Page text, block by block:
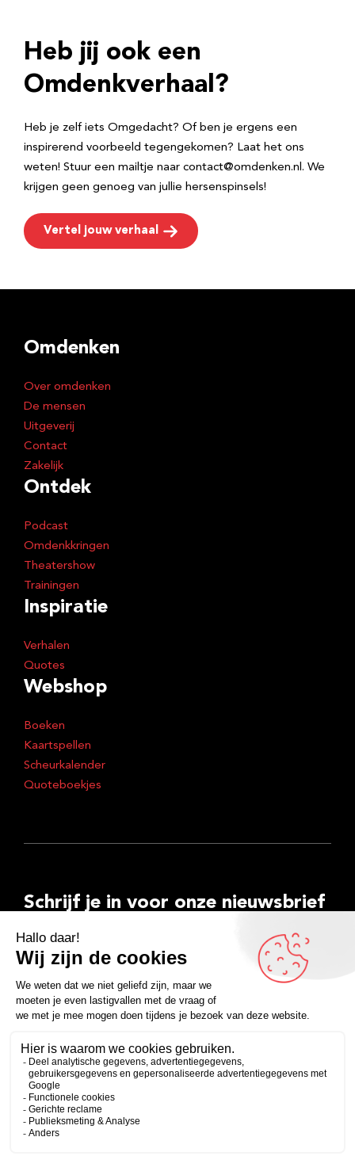
r
e
Heb jij ook een
Omdenkverhaal?
Heb je zelf iets Omgedacht? Of ben je ergens een
inspirerend voorbeeld tegengekomen? Laat het ons
weten! Stuur een mailtje naar contact@omdenken.nl. We
krijgen geen genoeg van jullie hersenspinsels!
Vertel jouw verhaal
Omdenken
Over omdenken
De mensen
Uitgeverij
Contact
Zakelijk
Ontdek
Podcast
Omdenkkringen
Theatershow
Trainingen
Inspiratie
Verhalen
Quotes
Webshop
Boeken
Kaartspellen
Scheurkalender
Quoteboekjes
Schrijf je in voor onze nieuwsbrief
E-
mailadres
Inschrijven
FacebookInstagramLinkedInYouTubeSpotify
Copyright 2026